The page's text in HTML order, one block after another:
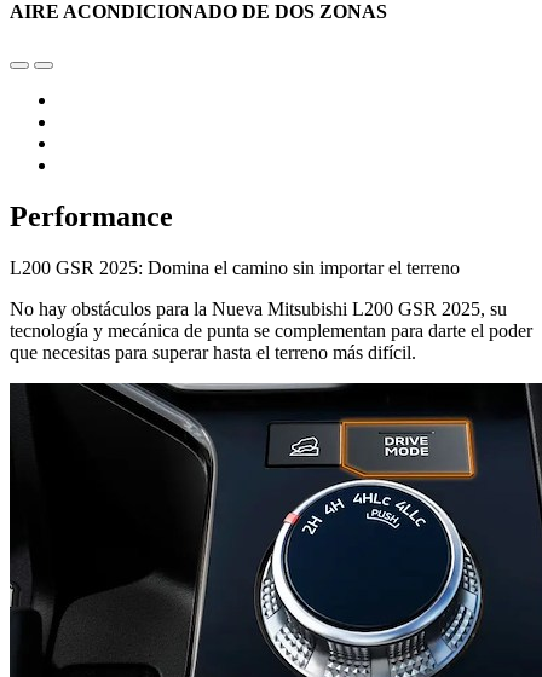
AIRE ACONDICIONADO DE DOS ZONAS
Performance
L200 GSR 2025: Domina el camino sin importar el terreno
No hay obstáculos para la Nueva Mitsubishi L200 GSR 2025, su
tecnología y mecánica de punta se complementan para darte el poder
que necesitas para superar hasta el terreno más difícil.